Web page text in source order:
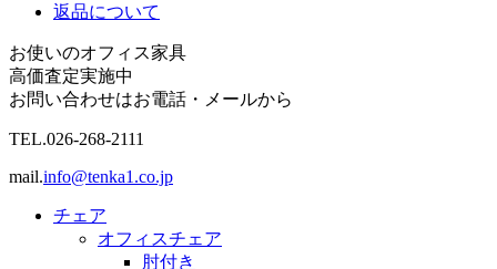
返品について
お使いのオフィス家具
高価査定実施中
お問い合わせはお電話・メールから
TEL.026-268-2111
mail.info@tenka1.co.jp
チェア
オフィスチェア
肘付き